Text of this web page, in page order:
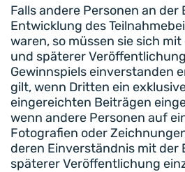
Falls andere Personen an der
Entwicklung des
waren, so müssen sie sich
und späterer
Gewinnspiels einverstanden
gilt, wenn Dritten ein
eingereichten Beiträgen
wenn andere Personen auf
Fotografien oder
deren Einverständnis mit der
späterer Veröffentlichung